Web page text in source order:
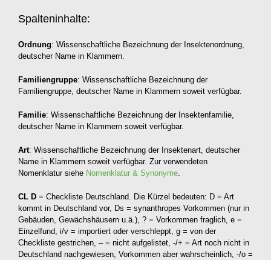
Spalteninhalte:
Ordnung: Wissenschaftliche Bezeichnung der Insektenordnung,
deutscher Name in Klammern.
Familiengruppe: Wissenschaftliche Bezeichnung der
Familiengruppe, deutscher Name in Klammern soweit verfügbar.
Familie: Wissenschaftliche Bezeichnung der Insektenfamilie,
deutscher Name in Klammern soweit verfügbar.
Art: Wissenschaftliche Bezeichnung der Insektenart, deutscher
Name in Klammern soweit verfügbar. Zur verwendeten
Nomenklatur siehe Nomenklatur & Synonyme.
CL D= Checkliste Deutschland. Die Kürzel bedeuten: D = Art
kommt in Deutschland vor, Ds = synanthropes Vorkommen (nur in
Gebäuden, Gewächshäusern u.ä.), ? = Vorkommen fraglich, e =
Einzelfund, i/v = importiert oder verschleppt, g = von der
Checkliste gestrichen, – = nicht aufgelistet, -/+ = Art noch nicht in
Deutschland nachgewiesen, Vorkommen aber wahrscheinlich, -/o =